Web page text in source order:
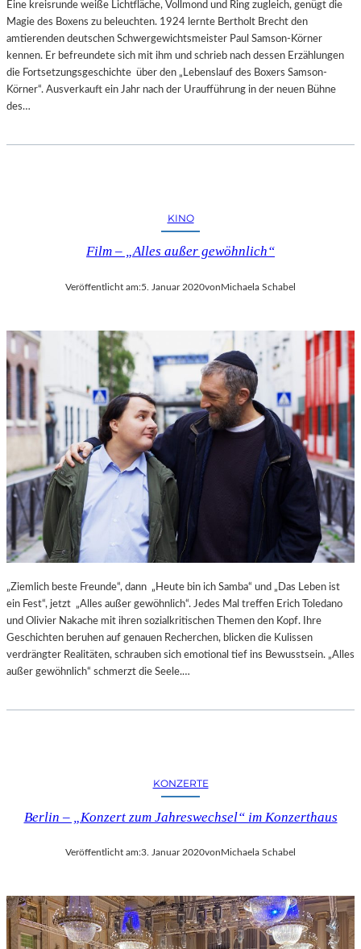
A
C
H
“
A
U
E
E
L
N
S
E
R
B
I
N
Eine kreisrunde weiße Lichtfläche, Vollmond und Ring zugleich, genügt die
Magie des Boxens zu beleuchten. 1924 lernte Bertholt Brecht den
amtierenden deutschen Schwergewichtsmeister Paul Samson-Körner
kennen. Er befreundete sich mit ihm und schrieb nach dessen Erzählungen
die Fortsetzungsgeschichte über den „Lebenslauf des Boxers Samson-
Körner“. Ausverkauft ein Jahr nach der Uraufführung in der neuen Bühne
des…
KINO
Film – „Alles außer gewöhnlich“
Veröffentlicht am:5. Januar 2020vonMichaela Schabel
„Ziemlich beste Freunde“, dann „Heute bin ich Samba“ und „Das Leben ist
ein Fest“, jetzt „Alles außer gewöhnlich“. Jedes Mal treffen Erich Toledano
und Olivier Nakache mit ihren sozialkritischen Themen den Kopf. Ihre
Geschichten beruhen auf genauen Recherchen, blicken die Kulissen
verdrängter Realitäten, schrauben sich emotional tief ins Bewusstsein. „Alles
außer gewöhnlich“ schmerzt die Seele.…
KONZERTE
Berlin – „Konzert zum Jahreswechsel“ im Konzerthaus
Veröffentlicht am:3. Januar 2020vonMichaela Schabel